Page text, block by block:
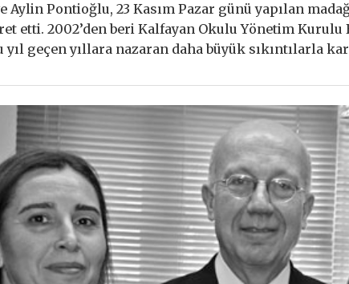
Aylin Pontioğlu, 23 Kasım Pazar günü yapılan
etti. 2002’den beri Kalfayan Okulu Yönetim Kurulu
yıl geçen yıllara nazaran daha büyük sıkıntılarla